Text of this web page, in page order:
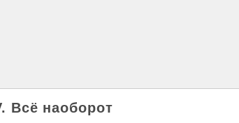
Всё наоборот